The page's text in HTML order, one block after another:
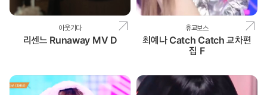
아웃기다
리센느 Runaway MV D
휴교보스
최예나 Catch Catch 교차편
집 F